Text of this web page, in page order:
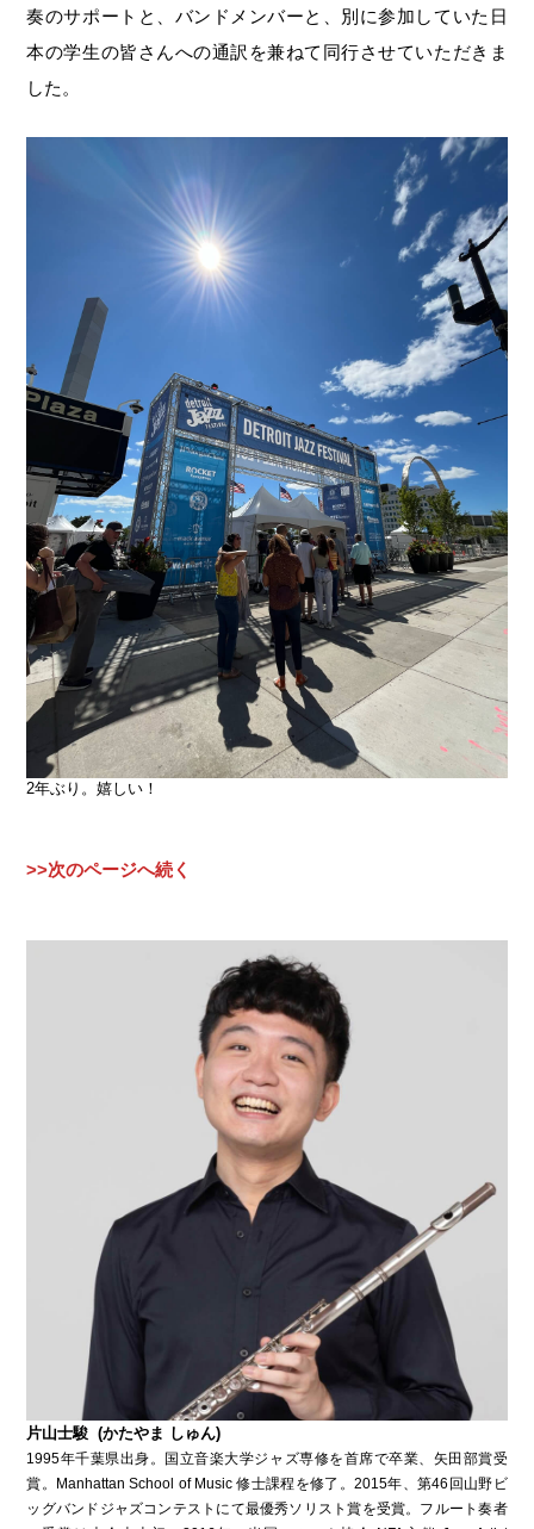
奏のサポートと、バンドメンバーと、別に参加していた日
本の学生の皆さんへの通訳を兼ねて同行させていただきま
した。
2年ぶり。嬉しい！
>>次のページへ続く
片山士駿 (かたやま しゅん)
1995年千葉県出身。国立音楽大学ジャズ専修を首席で卒業、矢田部賞受
賞。Manhattan School of Music 修士課程を修了。2015年、第46回山野ビ
ッグバンドジャズコンテストにて最優秀ソリスト賞を受賞。フルート奏者